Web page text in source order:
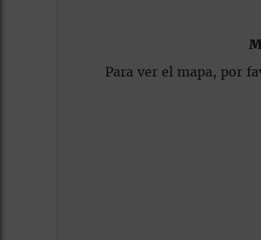
Para ver el mapa, por